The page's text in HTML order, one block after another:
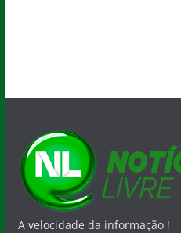
A velocidade da informação !